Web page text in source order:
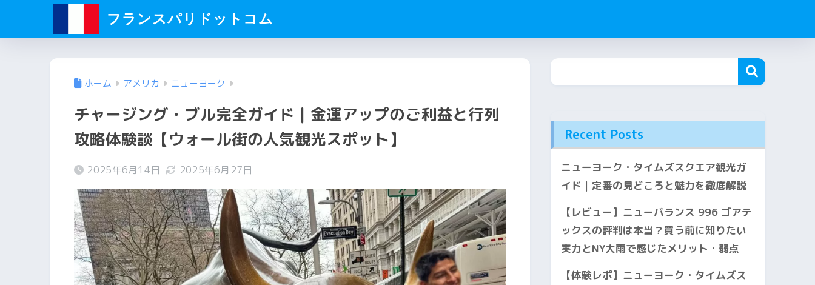
フランスパリドットコム
ホーム アメリカ ニューヨーク
チャージング・ブル完全ガイド｜金運アップのご利益と行列
攻略体験談【ウォール街の人気観光スポット】
2025年6月14日 2025年6月27日
Recent Posts
ニューヨーク・タイムズスクエア観光ガ
イド｜定番の見どころと魅力を徹底解説
【レビュー】ニューバランス 996 ゴアテ
ックスの評判は本当？買う前に知りたい
実力とNY大雨で感じたメリット・弱点
【体験レポ】ニューヨーク・タイムズス